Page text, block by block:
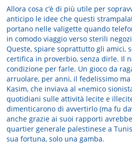
Allora cosa c’è di più utile per
anticipo le idee che questi
portano nelle valigette quando
in comodo viaggio verso sterili
Queste, spiare soprattutto gli amici,
certifica in proverbio, senza dirle. Il
condizione per farle. Un gioco da
arruolare, per anni, il fedelissimo
Kasim, che inviava al «nemico
quotidiani sulle attività lecite e
dimenticarono di avvertirlo (ma fu
anche grazie ai suoi rapporti
quartier generale palestinese a
sua fortuna, solo una gamba.